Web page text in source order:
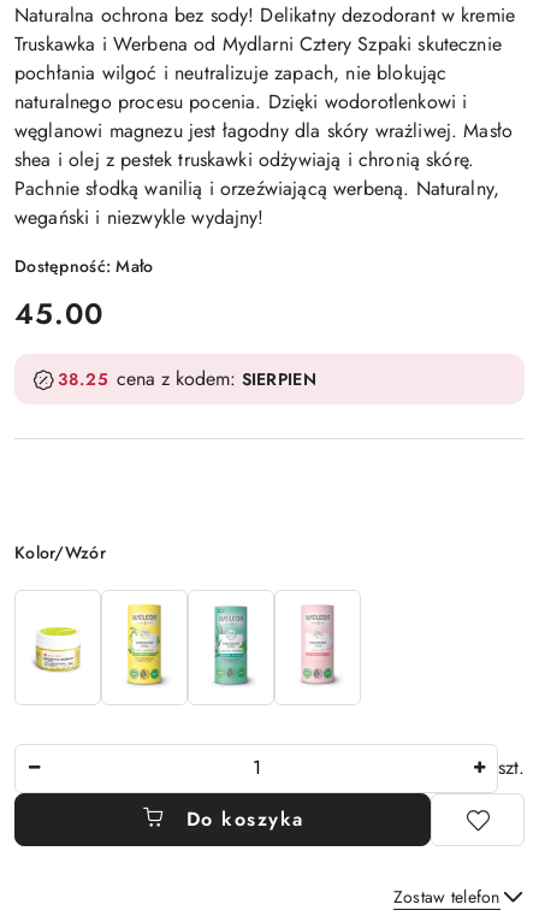
Naturalna ochrona bez sody! Delikatny dezodorant w kremie
Truskawka i Werbena od Mydlarni Cztery Szpaki skutecznie
pochłania wilgoć i neutralizuje zapach, nie blokując
naturalnego procesu pocenia. Dzięki wodorotlenkowi i
węglanowi magnezu jest łagodny dla skóry wrażliwej. Masło
shea i olej z pestek truskawki odżywiają i chronią skórę.
Pachnie słodką wanilią i orzeźwiającą werbeną. Naturalny,
wegański i niezwykle wydajny!
Dostępność:Mało
cena:
45.00
38.25 cena z kodem: SIERPIEN
Wariant
Kolor/Wzór
szt.
Do koszyka
Zostaw telefon